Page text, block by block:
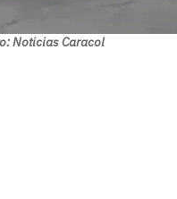
Noticias Caracol